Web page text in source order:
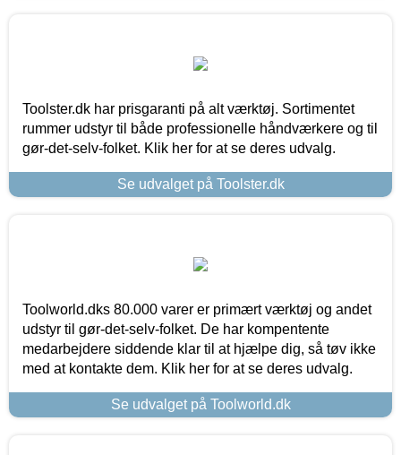
Toolster.dk har prisgaranti på alt værktøj. Sortimentet
rummer udstyr til både professionelle håndværkere og til
gør-det-selv-folket. Klik her for at se deres udvalg.
Se udvalget på Toolster.dk
Toolworld.dks 80.000 varer er primært værktøj og andet
udstyr til gør-det-selv-folket. De har kompentente
medarbejdere siddende klar til at hjælpe dig, så tøv ikke
med at kontakte dem. Klik her for at se deres udvalg.
Se udvalget på Toolworld.dk